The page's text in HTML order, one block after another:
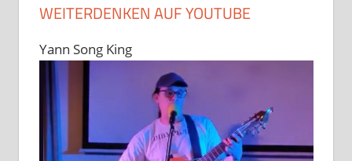
WEITERDENKEN AUF YOUTUBE
Yann Song King